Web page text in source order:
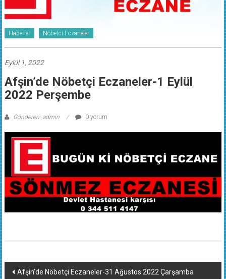
Haberler Nöbetci Eczaneler
Eylül 1, 2022
Afşin’de Nöbetçi Eczaneler-1 Eylül
2022 Perşembe
Gönderen: admin 0 yorum
Yazı
Afşin’de Nöbetçi Eczaneler-31 Ağustos 2022 Çarşamba